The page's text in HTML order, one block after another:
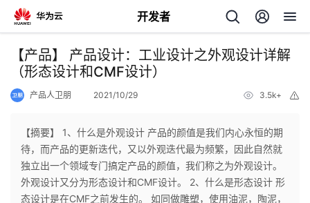
开发者
返
回
个
人
我
【产品】 产品设计：工业设计之外观设计详解
（形态设计和CMF设计）
产品人卫朋 2021/10/29 3.5k+
【摘要】 1、什么是外观设计 产品的颜值是我们内心永恒的期
待，而产品的更新迭代，又以外观迭代最为频繁，因此自然就
独立出一个领域专门搞定产品的颜值，我们称之为外观设计。
外观设计又分为形态设计和CMF设计。 2、什么是形态设计 形
态设计是在CMF之前发生的。 如同做雕塑，使用油泥，陶泥，